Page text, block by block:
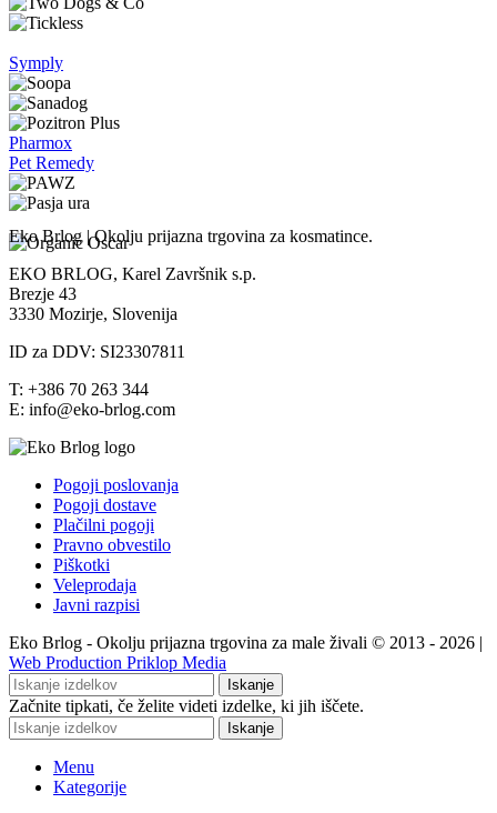
Symply
Pharmox
Pet Remedy
Eko Brlog | Okolju prijazna trgovina za kosmatince.
EKO BRLOG, Karel Završnik s.p.
Brezje 43
3330 Mozirje, Slovenija
ID za DDV: SI23307811
T: +386 70 263 344
E: info@eko-brlog.com
Pogoji poslovanja
Pogoji dostave
Plačilni pogoji
Pravno obvestilo
Piškotki
Veleprodaja
Javni razpisi
Eko Brlog - Okolju prijazna trgovina za male živali © 2013 - 2026 |
Web Production Priklop Media
Iskanje
Začnite tipkati, če želite videti izdelke, ki jih iščete.
Iskanje
Menu
Kategorije